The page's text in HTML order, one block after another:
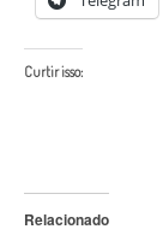
Curtir isso:
Relacionado